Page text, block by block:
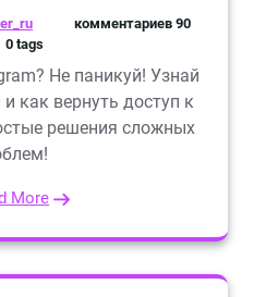
комментариев 90
0 tags
Не паникуй! Узнай
как вернуть доступ к
решения сложных
More